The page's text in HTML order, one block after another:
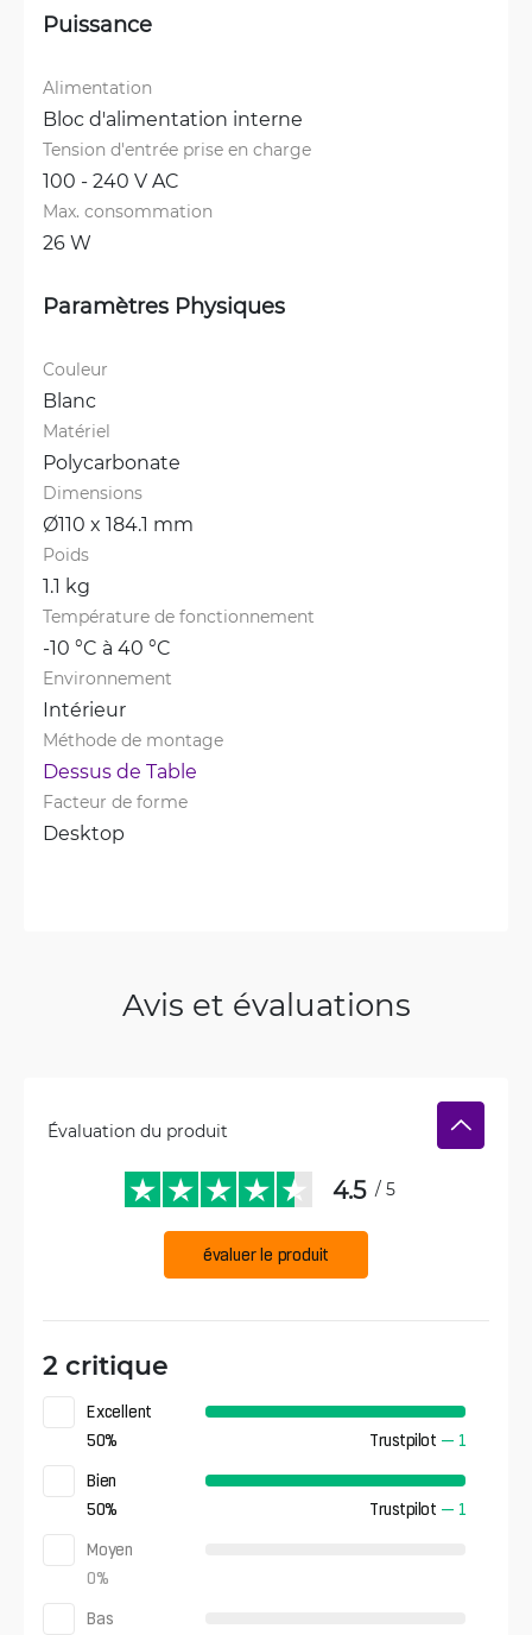
Puissance
Alimentation
Bloc d'alimentation interne
Tension d'entrée prise en charge
100 - 240 V AC
Max. consommation
26 W
Paramètres Physiques
Couleur
Blanc
Matériel
Polycarbonate
Dimensions
Ø110 x 184.1 mm
Poids
1.1 kg
Température de fonctionnement
-10 °C à 40 °C
Environnement
Intérieur
Méthode de montage
Dessus de Table
Facteur de forme
Desktop
Avis et évaluations
Évaluation du produit
4.5 / 5
évaluer le produit
2 critique
Excellent
50% Trustpilot — 1
Bien
50% Trustpilot — 1
Moyen
0%
Bas